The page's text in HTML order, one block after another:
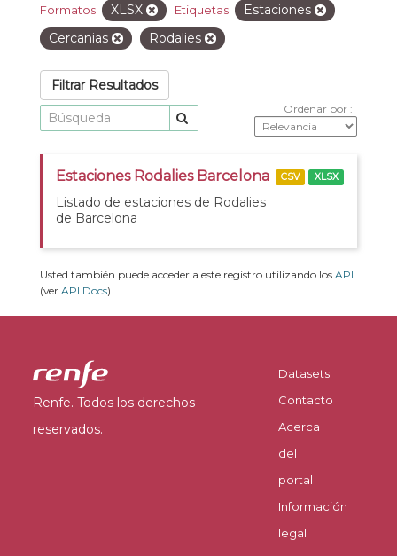
Formatos: XLSX Etiquetas:
Estaciones
Cercanias
Rodalies
Filtrar Resultados
Ordenar por
Estaciones Rodalies Barcelona
Listado de estaciones de Rodalies
de Barcelona
CSV XLSX
Usted también puede acceder a este registro utilizando los API
(ver API Docs).
Renfe. Todos los derechos
reservados.
Datasets
Contacto
Acerca
del
portal
Información
legal